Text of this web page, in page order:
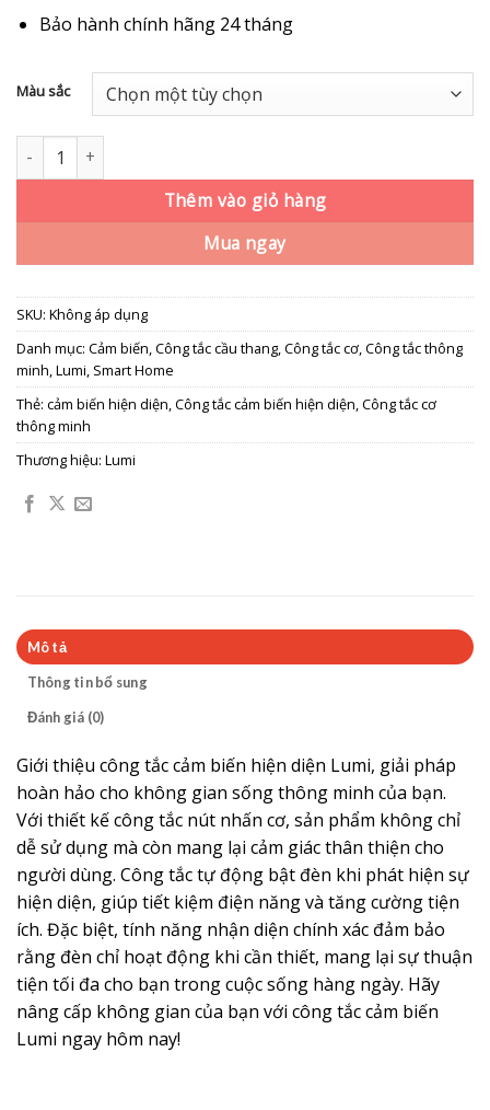
Bảo hành chính hãng 24 tháng
Màu sắc
Công tắc cảm biến hiện diện Lumes số lượng
Thêm vào giỏ hàng
Mua ngay
SKU: Không áp dụng
Danh mục: Cảm biến,Công tắc cầu thang,Công tắc cơ,Công tắc thông
minh,Lumi, Smart Home
Thẻ: cảm biến hiện diện,Công tắc cảm biến hiện diện,Công tắc cơ
thông minh
Thương hiệu: Lumi
Mô tả
Thông tin bổ sung
Đánh giá (0)
Giới thiệu công tắc cảm biến hiện diện Lumi, giải pháp
hoàn hảo cho không gian sống thông minh của bạn.
Với thiết kế công tắc nút nhấn cơ, sản phẩm không chỉ
dễ sử dụng mà còn mang lại cảm giác thân thiện cho
người dùng. Công tắc tự động bật đèn khi phát hiện sự
hiện diện, giúp tiết kiệm điện năng và tăng cường tiện
ích. Đặc biệt, tính năng nhận diện chính xác đảm bảo
rằng đèn chỉ hoạt động khi cần thiết, mang lại sự thuận
tiện tối đa cho bạn trong cuộc sống hàng ngày. Hãy
nâng cấp không gian của bạn với công tắc cảm biến
Lumi ngay hôm nay!